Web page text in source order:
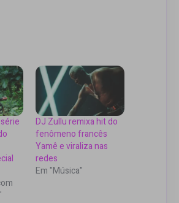
DJ Zullu remixa hit do
fenômeno francês
Yamê e viraliza nas
redes
Em "Música"